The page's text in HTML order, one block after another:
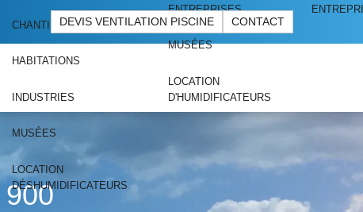
DEVIS VENTILATION PISCINE CONTACT
CHANTIERS
HABITATIONS
INDUSTRIES
MUSÉES
LOCATION
DÉSHUMIDIFICATEURS
ENTREPRISES
MUSÉES
LOCATION
D'HUMIDIFICATEURS